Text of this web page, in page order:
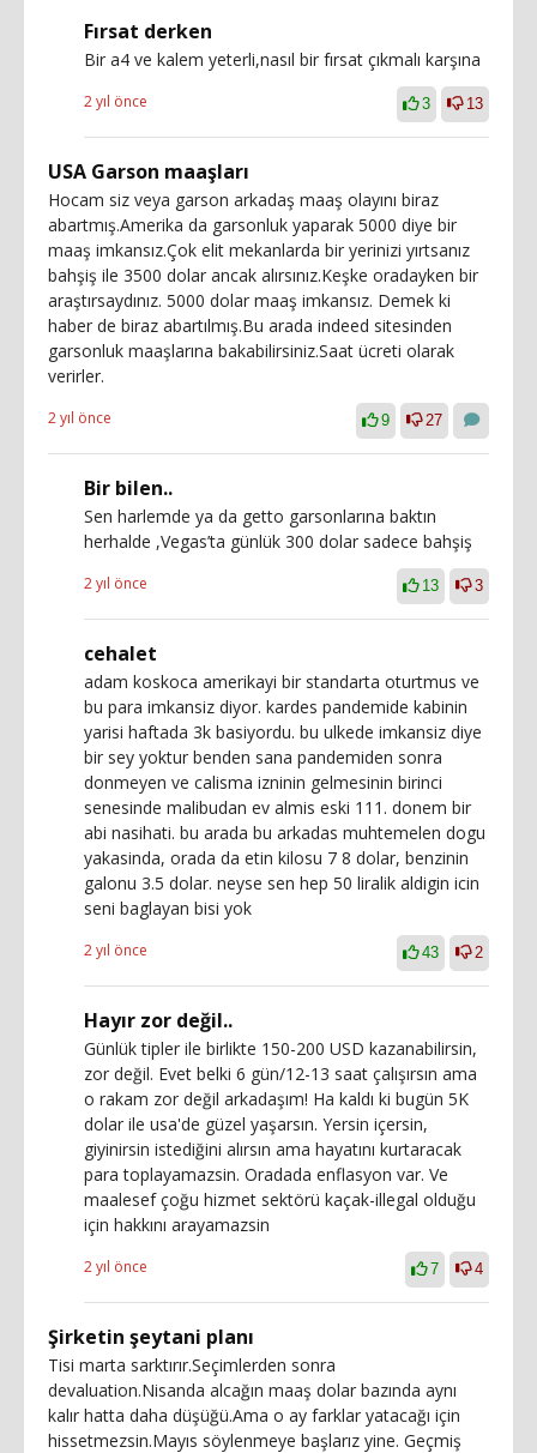
Fırsat derken
Bir a4 ve kalem yeterli,nasıl bir fırsat çıkmalı karşına
2 yıl önce 3 13
USA Garson maaşları
Hocam siz veya garson arkadaş maaş olayını biraz
abartmış.Amerika da garsonluk yaparak 5000 diye bir
maaş imkansız.Çok elit mekanlarda bir yerinizi yırtsanız
bahşiş ile 3500 dolar ancak alırsınız.Keşke oradayken bir
araştırsaydınız. 5000 dolar maaş imkansız. Demek ki
haber de biraz abartılmış.Bu arada indeed sitesinden
garsonluk maaşlarına bakabilirsiniz.Saat ücreti olarak
verirler.
2 yıl önce 9 27
Bir bilen..
Sen harlemde ya da getto garsonlarına baktın
herhalde ,Vegas’ta günlük 300 dolar sadece bahşiş
2 yıl önce 13 3
cehalet
adam koskoca amerikayi bir standarta oturtmus ve
bu para imkansiz diyor. kardes pandemide kabinin
yarisi haftada 3k basiyordu. bu ulkede imkansiz diye
bir sey yoktur benden sana pandemiden sonra
donmeyen ve calisma izninin gelmesinin birinci
senesinde malibudan ev almis eski 111. donem bir
abi nasihati. bu arada bu arkadas muhtemelen dogu
yakasinda, orada da etin kilosu 7 8 dolar, benzinin
galonu 3.5 dolar. neyse sen hep 50 liralik aldigin icin
seni baglayan bisi yok
2 yıl önce 43 2
Hayır zor değil..
Günlük tipler ile birlikte 150-200 USD kazanabilirsin,
zor değil. Evet belki 6 gün/12-13 saat çalışırsın ama
o rakam zor değil arkadaşım! Ha kaldı ki bugün 5K
dolar ile usa'de güzel yaşarsın. Yersin içersin,
giyinirsin istediğini alırsın ama hayatını kurtaracak
para toplayamazsin. Oradada enflasyon var. Ve
maalesef çoğu hizmet sektörü kaçak-illegal olduğu
için hakkını arayamazsin
2 yıl önce 7 4
Şirketin şeytani planı
Tisi marta sarktırır.Seçimlerden sonra
devaluation.Nisanda alcağın maaş dolar bazında aynı
kalır hatta daha düşüğü.Ama o ay farklar yatacağı için
hissetmezsin.Mayıs söylenmeye başlarız yine. Geçmiş